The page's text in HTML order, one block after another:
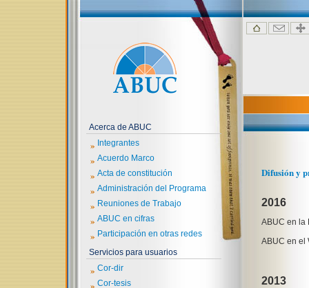
Acerca de ABUC
» Integrantes
» Acuerdo Marco
» Acta de constitución
» Administración del Programa
» Reuniones de Trabajo
» ABUC en cifras
» Participación en otras redes
Servicios para usuarios
» Cor-dir
» Cor-tesis
Difusión y
2016
ABUC en la
ABUC en el
2013